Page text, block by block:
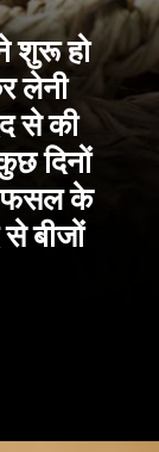
शुरू हो
लेनी
से की
दिनों
फसल के
बीजों